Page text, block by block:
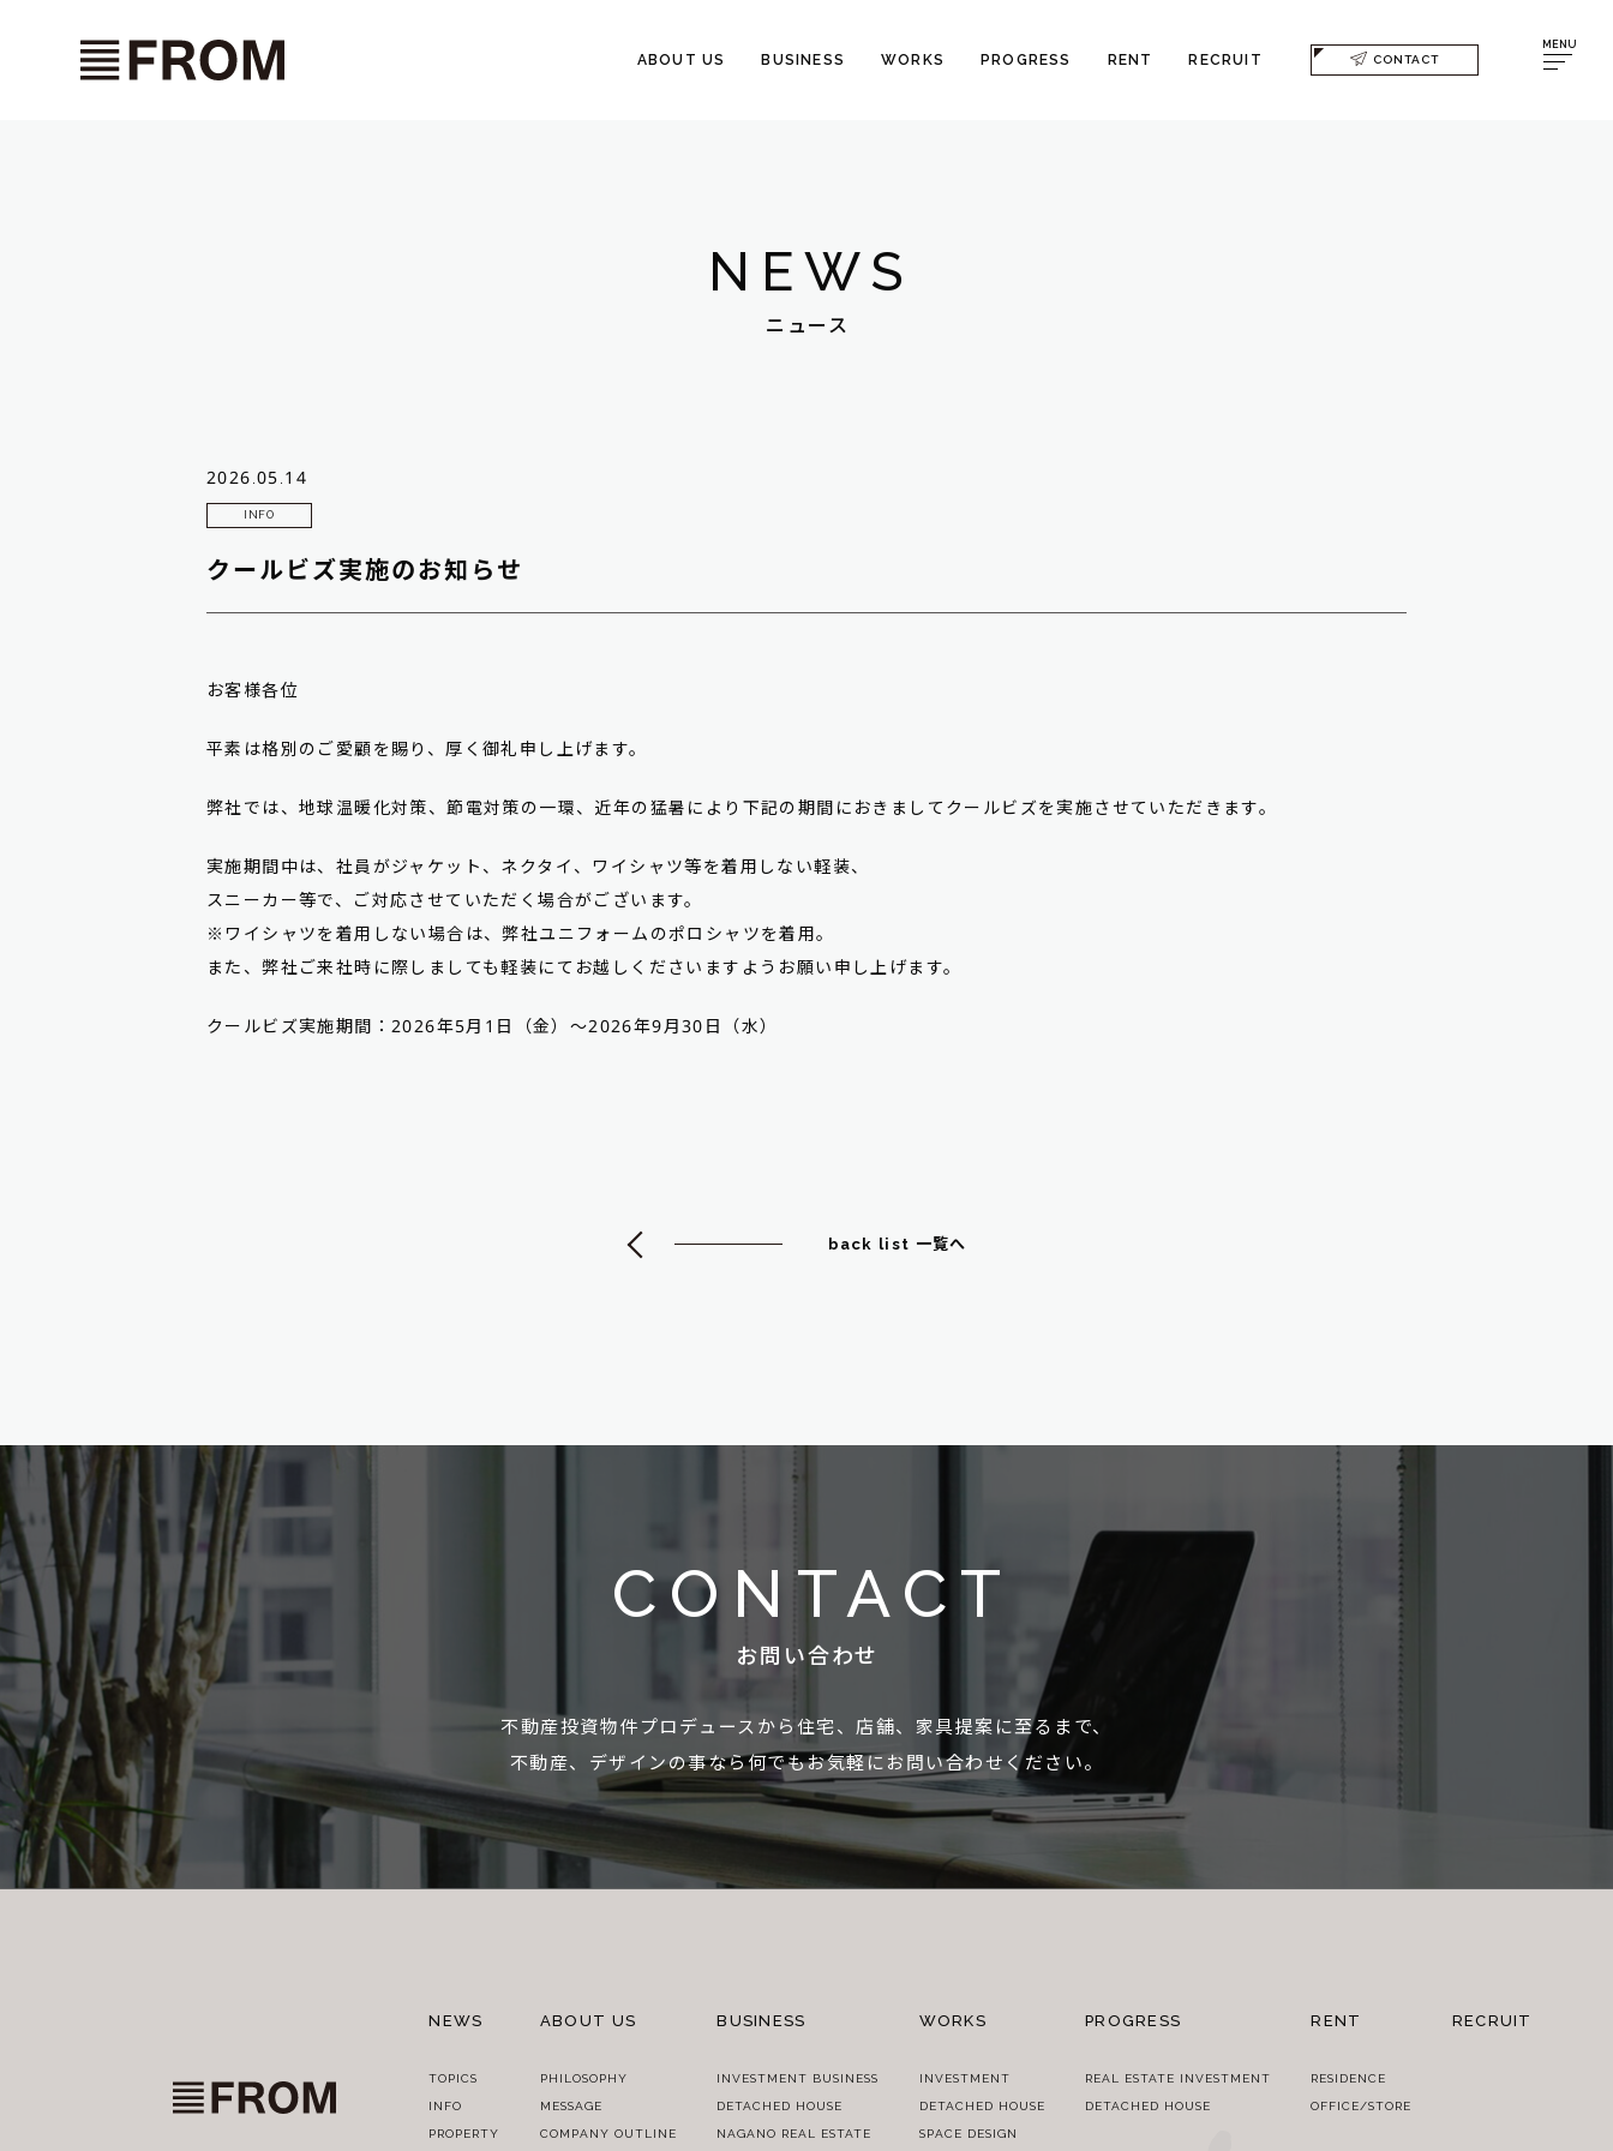
ABOUT US BUSINESS WORKS PROGRESS RENT RECRUIT CONTACT
MENU
NEWS
ニュース
2026.05.14
INFO
クールビズ実施のお知らせ
お客様各位
平素は格別のご愛顧を賜り、厚く御礼申し上げます。
弊社では、地球温暖化対策、節電対策の一環、近年の猛暑により下記の期間におきましてクールビズを実施させていただきます。
実施期間中は、社員がジャケット、ネクタイ、ワイシャツ等を着用しない軽装、
スニーカー等で、ご対応させていただく場合がございます。
※ワイシャツを着用しない場合は、弊社ユニフォームのポロシャツを着用。
また、弊社ご来社時に際しましても軽装にてお越しくださいますようお願い申し上げます。
クールビズ実施期間：2026年5月1日（金）～2026年9月30日（水）
back list 一覧へ
CONTACT
お問い合わせ
不動産投資物件プロデュースから住宅、店舗、家具提案に至るまで、
不動産、デザインの事なら何でもお気軽にお問い合わせください。
NEWS
TOPICS
INFO
PROPERTY
ABOUT US
PHILOSOPHY
MESSAGE
COMPANY OUTLINE
BUSINESS
INVESTMENT BUSINESS
DETACHED HOUSE
NAGANO REAL ESTATE
WORKS
INVESTMENT
DETACHED HOUSE
SPACE DESIGN
PROGRESS
REAL ESTATE INVESTMENT
DETACHED HOUSE
RENT
RESIDENCE
OFFICE/STORE
RECRUIT